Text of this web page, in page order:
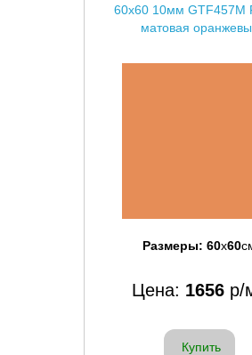
60x60 10мм GTF457M
матовая
Размеры: 60x60
Цена: 1656 р/
Купить